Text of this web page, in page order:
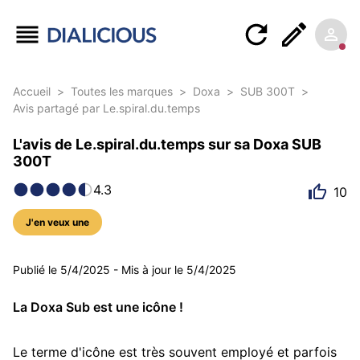
Accueil > Toutes les marques > Doxa > SUB 300T >
Avis partagé par Le.spiral.du.temps
L'avis de Le.spiral.du.temps sur sa Doxa SUB
300T
4.3
J'en veux une
10
5 photos
Publié le 5/4/2025 - Mis à jour le 5/4/2025
La Doxa Sub est une icône !
Le terme d'icône est très souvent employé et parfois